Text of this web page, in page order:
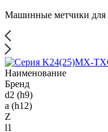
Машинные метчики для
Наименование
Бренд
d2 (h9)
a (h12)
Z
l1